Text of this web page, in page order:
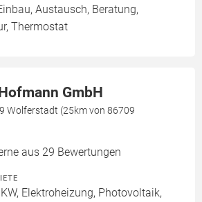
Austausch, Beratung,
Thermostat
GmbH
Wolferstadt (25km von 86709
aus 29 Bewertungen
Elektroheizung, Photovoltaik,